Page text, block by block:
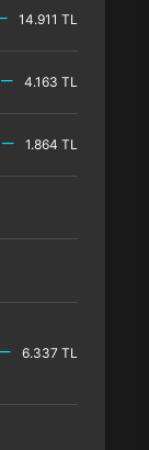
14.911 TL
4.163 TL
1.864 TL
6.337 TL